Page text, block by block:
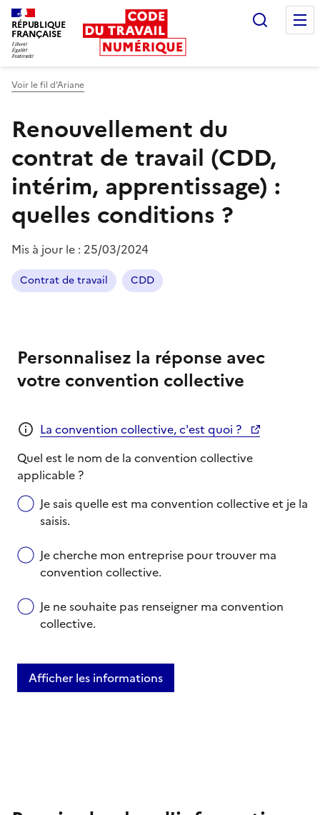
RÉPUBLIQUE
FRANÇAISE
Voir le fil d’Ariane
Renouvellement du
contrat de travail (CDD,
intérim, apprentissage) :
quelles conditions ?
Mis à jour le : 25/03/2024
Contrat de travail CDD
Personnalisez la réponse avec
votre convention collective
La convention collective, c'est quoi ?
Quel est le nom de la convention collective
applicable ?
Je sais quelle est ma convention collective et je la
saisis.
Je cherche mon entreprise pour trouver ma
convention collective.
Je ne souhaite pas renseigner ma convention
collective.
Afficher les informations